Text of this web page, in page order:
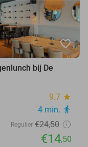
favorite_border
bij De
9.7 star
4 min. directions_walk
Regulier €24,50
€14,50